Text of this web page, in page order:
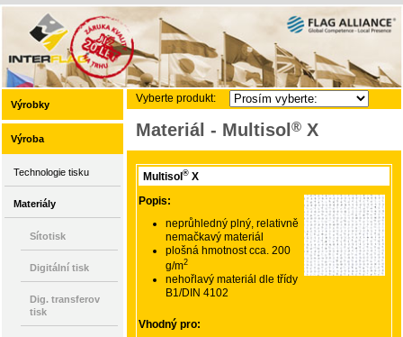
Vyberte produkt:
Materiál - Multisol® X
Multisol® X
Popis:
neprůhledný plný, relativně
nemačkavý materiál
plošná hmotnost cca. 200
g/m2
nehořlavý materiál dle třídy
B1/DIN 4102
Vhodný pro:
Výrobky
Výroba
Technologie tisku
Materiály
Sítotisk
Digitální tisk
Dig. transferov
tisk